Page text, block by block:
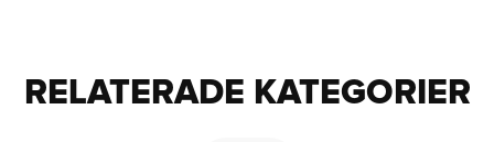
RELATERADE KATEGORIER